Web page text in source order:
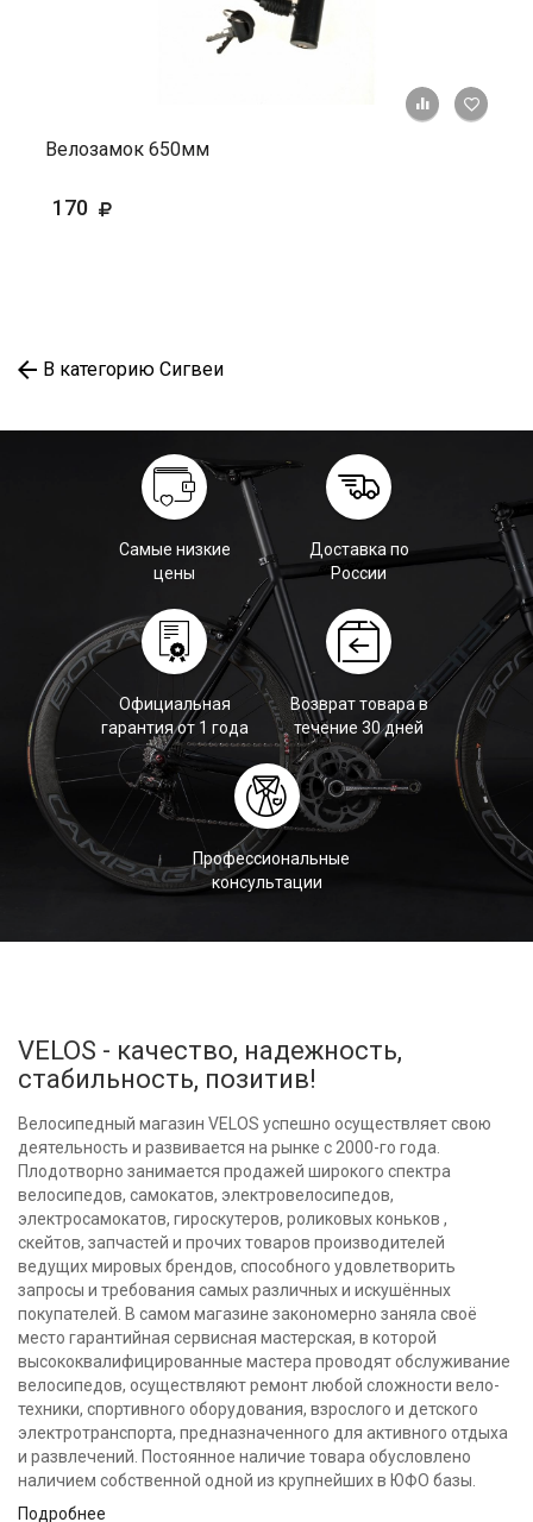
+ К
Велозамок 650мм
170
В категорию Сигвеи
Самые низкие
цены
Доставка по
России
Официальная
гарантия от 1 года
Возврат товара в
течение 30 дней
Профессиональные
консультации
VELOS - качество, надежность,
стабильность, позитив!
Велосипедный магазин VELOS успешно осуществляет свою
деятельность и развивается на рынке с 2000-го года.
Плодотворно занимается продажей широкого спектра
велосипедов, самокатов, электровелосипедов,
электросамокатов, гироскутеров, роликовых коньков ,
скейтов, запчастей и прочих товаров производителей
ведущих мировых брендов, способного удовлетворить
запросы и требования самых различных и искушённых
покупателей. В самом магазине закономерно заняла своё
место гарантийная сервисная мастерская, в которой
высококвалифицированные мастера проводят обслуживание
велосипедов, осуществляют ремонт любой сложности вело-
техники, спортивного оборудования, взрослого и детского
электротранспорта, предназначенного для активного отдыха
и развлечений. Постоянное наличие товара обусловлено
наличием собственной одной из крупнейших в ЮФО базы.
Подробнее